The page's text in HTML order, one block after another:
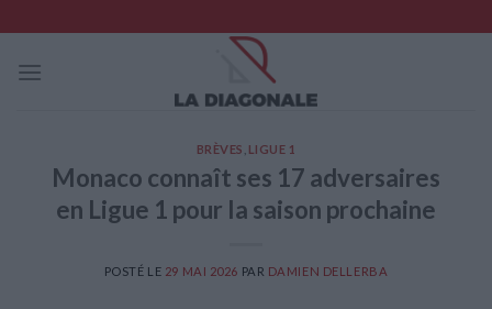
to
content
BRÈVES LIGUE 1
Monaco connaît ses 17 adversaires
en Ligue 1 pour la saison prochaine
POSTÉ LE 29 MAI 2026 PAR DAMIEN DELLERBA